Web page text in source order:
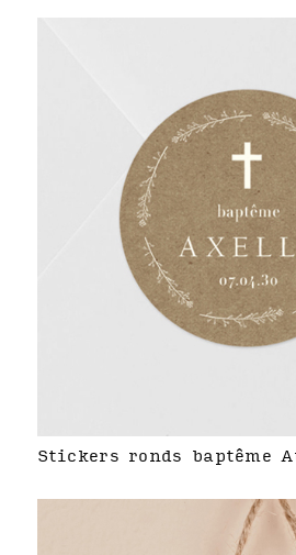
Stickers ronds baptême